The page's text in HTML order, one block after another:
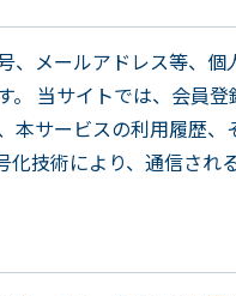
、メールアドレス等、
。 当サイトでは、会員
本サービスの利用履歴
技術により、通信され